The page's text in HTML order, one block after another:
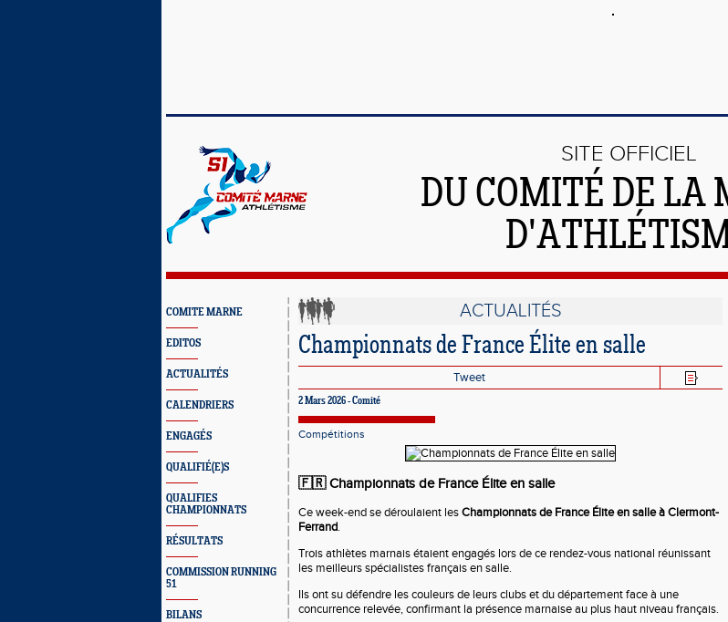
SITE OFFICIEL
DU COMITÉ DE LA
COMITE MARNE
EDITOS
ACTUALITÉS
CALENDRIERS
ENGAGÉS
QUALIFIÉ(E)S
QUALIFIES
CHAMPIONNATS
RÉSULTATS
COMMISSION RUNNING
51
BILANS
ACTUALITÉS
Championnats de France Élite en salle
Tweet
2 Mars 2026 - Comité
Compétitions
🇫🇷 Championnats de France Élite en salle
Ce week-end se déroulaient lesChampionnats de France Élite en salle à Clermont-
Ferrand.
Trois athlètes marnais étaient engagés lors de ce rendez-vous national réunissant
les meilleurs spécialistes français en salle.
Ils ont su défendre les couleurs de leurs clubs et du département face à une
concurrence relevée, confirmant la présence marnaise au plus haut niveau français.